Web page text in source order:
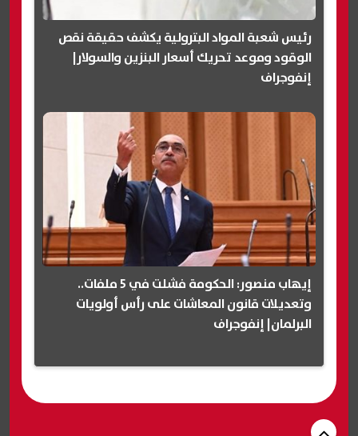
رئيس شعبة المواد البترولية يكشف حقيقة نقص
الوقود وموعد تحريك أسعار البنزين والسولار|
إنفوجراف
إيهاب منصور: الحكومة فشلت في 5 ملفات..
وتعديلات قانون المعاشات على رأس أولويات
البرلمان| إنفوجراف